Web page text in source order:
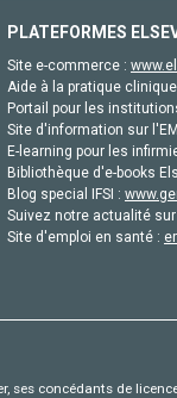
PLATEFORMES
Site e-commerce :
Aide à la pratique
Portail pour les
Site d'information sur
E-learning pour les
Bibliothèque d'e-books
Blog special IFSI :
Suivez notre actualité
Site d'emploi en santé :
ses concédants de